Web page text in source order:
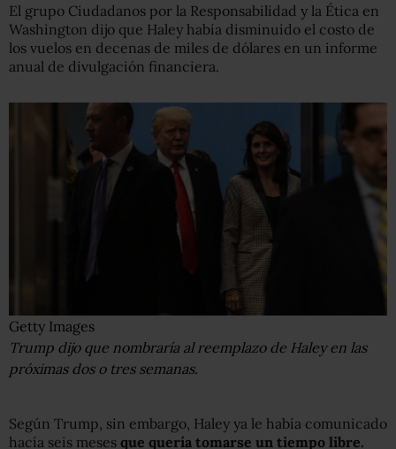
El grupo Ciudadanos por la Responsabilidad y la Ética en
Washington dijo que Haley había disminuido el costo de
los vuelos en decenas de miles de dólares en un informe
anual de divulgación financiera.
Getty Images
Trump dijo que nombraría al reemplazo de Haley en las
próximas dos o tres semanas.
Según Trump, sin embargo, Haley ya le había comunicado
hacía seis meses que quería tomarse un tiempo libre.